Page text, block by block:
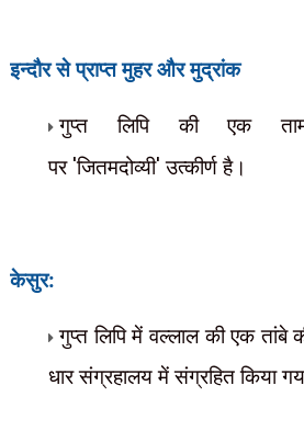
इन्दौर से प्राप्त मुहर और मुद्रांक
गुप्त लिपि की एक
पर 'जितमदोव्यी'उत्कीर्ण है।
केसुर:
गुप्त लिपि में वल्लाल की एक तांबे
धार संग्रहालय में संग्रहित किया